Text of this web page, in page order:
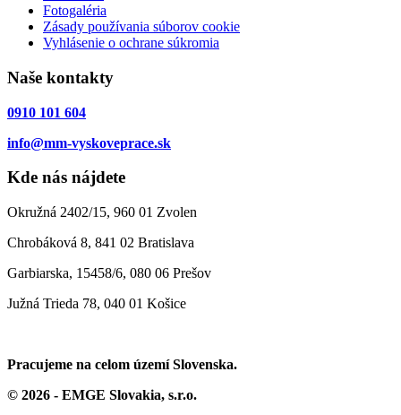
Fotogaléria
Zásady používania súborov cookie
Vyhlásenie o ochrane súkromia
Naše kontakty
0910 101 604
info@mm-vyskoveprace.sk
Kde nás nájdete
Okružná 2402/15, 960 01 Zvolen
Chrobáková 8, 841 02 Bratislava
Garbiarska, 15458/6, 080 06 Prešov
Južná Trieda 78, 040 01 Košice
Pracujeme na celom území Slovenska.
© 2026 - EMGE Slovakia, s.r.o.